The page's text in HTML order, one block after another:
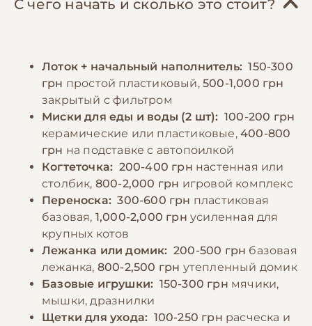
помогают поддерживать кошку в хорошей
форме и предотвращают появление
поведенческих проблем.
🎁 −10% на зоотовары
По промокоду E-PET
овощей. Важно не перекармливать питомца
и следить за его весом. Кормление
взрослой кошки рекомендуется
осуществлять 2-3 раза в день,
придерживаясь установленного графика.
Обязательно обеспечение постоянного
доступа к свежей чистой воде, которую
следует менять не реже двух раз в день.
🎁 −10% на зоотовары
По промокоду E-PET
С чего начать и сколько это стоит?
Лоток + начальный наполнитель: 150-300
грн простой пластиковый,500-1,000 грн
закрытый с фильтром
Миски для еды и воды (2 шт): 100-200 грн
керамические или пластиковые, 400-800
грн на подставке с автопоилкой
Когтеточка: 200-400 грн настенная или
столбик, 800-2,000 грн игровой комплекс
Переноска: 300-600 грн пластиковая
базовая, 1,000-2,000 грн усиленная для
крупных котов
Лежанка или домик: 200-500 грн базовая
лежанка, 800-2,500 грн утепленный домик
Базовые игрушки: 150-300 грн мячики,
мышки, дразнилки
Щетки для ухода: 100-250 грн расческа и